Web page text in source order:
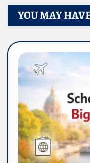
YOU MAY